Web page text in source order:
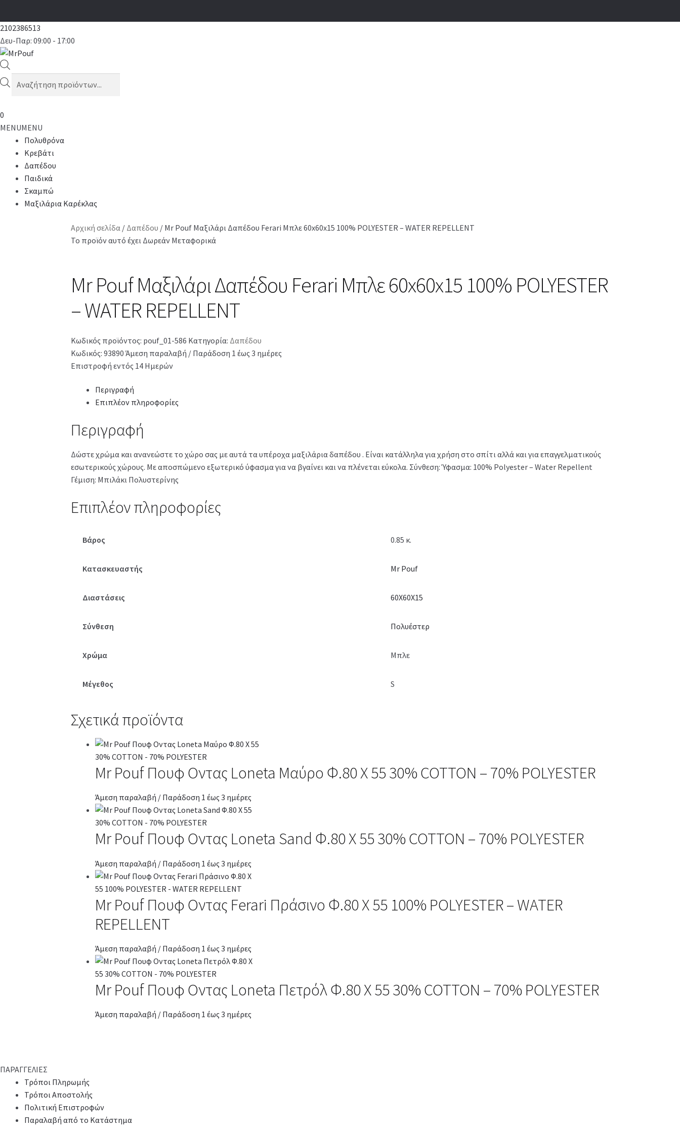
2102386513
Δευ-Παρ: 09:00 - 17:00
Products
search
0
MENUMENU
Πολυθρόνα
Κρεβάτι
Δαπέδου
Παιδικά
Σκαμπώ
Μαξιλάρια Καρέκλας
Αρχική σελίδα / Δαπέδου / Mr Pouf Μαξιλάρι Δαπέδου Ferari Μπλε 60x60x15 100% POLYESTER – WATER REPELLENT
Το προϊόν αυτό έχει Δωρεάν Μεταφορικά
Mr Pouf Μαξιλάρι Δαπέδου Ferari Μπλε 60x60x15 100% POLYESTER
– WATER REPELLENT
Κωδικός προϊόντος: pouf_01-586 Κατηγορία: Δαπέδου
Κωδικός: 93890 Άμεση παραλαβή / Παράδοση 1 έως 3 ημέρες
Επιστροφή εντός 14 Ημερών
Περιγραφή
Επιπλέον πληροφορίες
Περιγραφή
Δώστε χρώμα και ανανεώστε το χώρο σας με αυτά τα υπέροχα μαξιλάρια δαπέδου . Είναι κατάλληλα για χρήση στο σπίτι αλλά και για επαγγελματικούς
εσωτερικούς χώρους. Με αποσπώμενο εξωτερικό ύφασμα για να βγαίνει και να πλένεται εύκολα. Σύνθεση: Ύφασμα: 100% Polyester – Water Repellent
Γέμιση: Μπιλάκι Πολυστερίνης
Επιπλέον πληροφορίες
Βάρος 0.85 κ.
Κατασκευαστής Mr Pouf
Διαστάσεις 60Χ60Χ15
Σύνθεση Πολυέστερ
Χρώμα Μπλε
Μέγεθος S
Σχετικά προϊόντα
Mr Pouf Πουφ Οντας Loneta Μαύρο Φ.80 Χ 55 30% COTTON – 70% POLYESTER
Άμεση παραλαβή / Παράδοση 1 έως 3 ημέρες
Mr Pouf Πουφ Οντας Loneta Sand Φ.80 Χ 55 30% COTTON – 70% POLYESTER
Άμεση παραλαβή / Παράδοση 1 έως 3 ημέρες
Mr Pouf Πουφ Οντας Ferari Πράσινο Φ.80 Χ 55 100% POLYESTER – WATER
REPELLENT
Άμεση παραλαβή / Παράδοση 1 έως 3 ημέρες
Mr Pouf Πουφ Οντας Loneta Πετρόλ Φ.80 Χ 55 30% COTTON – 70% POLYESTER
Άμεση παραλαβή / Παράδοση 1 έως 3 ημέρες
ΠΑΡΑΓΓΕΛΙΕΣ
Τρόποι Πληρωμής
Τρόποι Αποστολής
Πολιτική Επιστροφών
Παραλαβή από το Κατάστημα